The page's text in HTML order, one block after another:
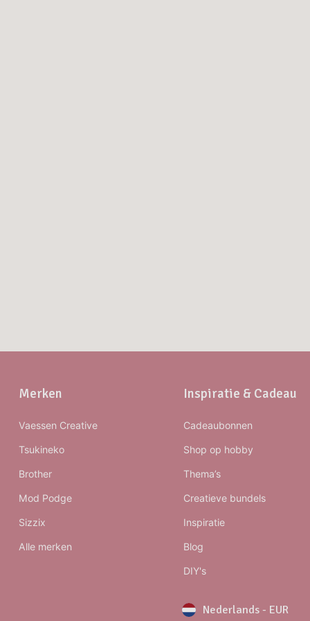
Merken
Vaessen Creative
Tsukineko
Brother
Mod Podge
Sizzix
Alle merken
Inspiratie & Cadeau
Cadeaubonnen
Shop op hobby
Thema’s
Creatieve bundels
Inspiratie
Blog
DIY's
Nederlands - EUR